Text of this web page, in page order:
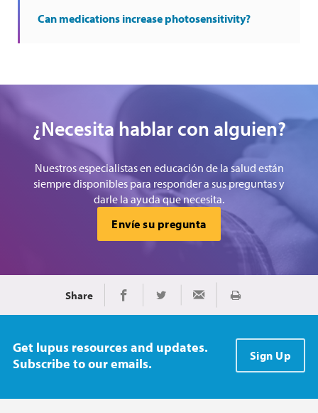
Can medications increase photosensitivity?
¿Necesita hablar con alguien?
Nuestros especialistas en educación de la salud están
siempre disponibles para responder a sus preguntas y
darle la ayuda que necesita.
Envíe su pregunta
Share Share on Facebook
Share on TwitterShare via EmailImprimir
Get lupus resources and updates.
Subscribe to our emails.
Sign Up